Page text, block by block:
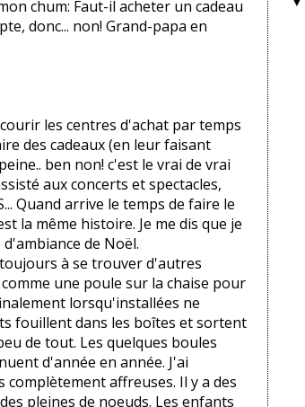
chum: Faut-il acheter un cadeau
donc... non! Grand-papa en
les centres d'achat par temps
des cadeaux (en leur faisant
ben non! c'est le vrai de vrai
aux concerts et spectacles,
Quand arrive le temps de faire le
la même histoire. Je me dis que je
de Noël.
à se trouver d'autres
une poule sur la chaise pour
lorsqu'installées ne
fouillent dans les boîtes et sortent
de tout. Les quelques boules
d'année en année. J'ai
affreuses. Il y a des
pleines de noeuds. Les enfants